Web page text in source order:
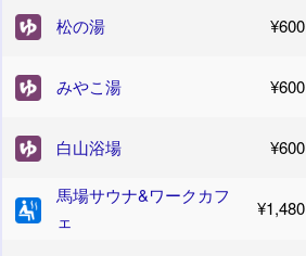
松の湯 ¥600
みやこ湯 ¥600
白山浴場 ¥600
馬場サウナ&ワークカフ
ェ
¥1,480